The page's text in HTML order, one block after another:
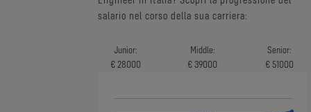
salario nel corso della sua carriera:
Junior:
€ 28000
Middle:
€ 39000
Senior:
€ 51000